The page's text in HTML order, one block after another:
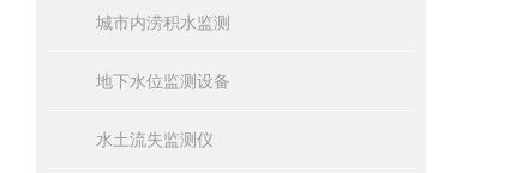
城市内涝积水监测
地下水位监测设备
水土流失监测仪